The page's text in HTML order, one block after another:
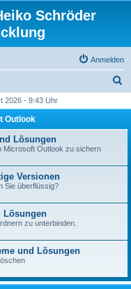
Schröder
Anmelden
h
2026 - 9:43 Uhr
Outlook
Lösungen
Microsoft Outlook zu sichern
Versionen
Sie überflüssig?
Lösungen
zu unterbinden.
und Lösungen